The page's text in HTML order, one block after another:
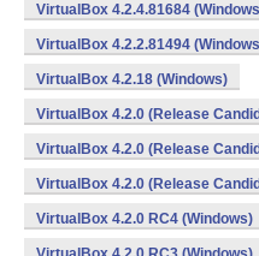
VirtualBox 4.2.4.81684
VirtualBox 4.2.2.81494
VirtualBox 4.2.18 (Windows)
VirtualBox 4.2.0 (Release
VirtualBox 4.2.0 (Release
VirtualBox 4.2.0 (Release
VirtualBox 4.2.0 RC4 (Windows)